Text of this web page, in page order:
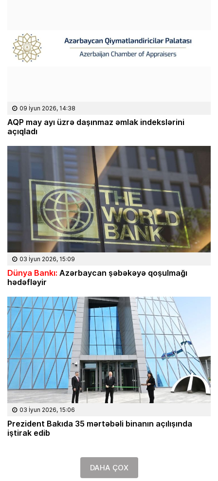
09 İyun 2026, 14:38
AQP may ayı üzrə daşınmaz əmlak indekslərini
açıqladı
03 İyun 2026, 15:09
Dünya Bankı: Azərbaycan şəbəkəyə qoşulmağı
hədəfləyir
03 İyun 2026, 15:06
Prezident Bakıda 35 mərtəbəli binanın açılışında
iştirak edib
DAHA ÇOX